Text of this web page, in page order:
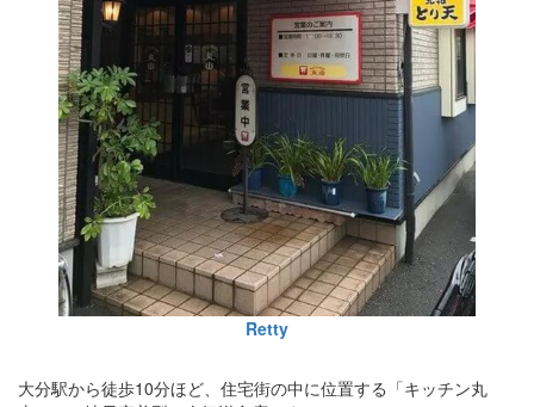
Retty
大分駅から徒歩10分ほど、住宅街の中に位置する「キッチン丸